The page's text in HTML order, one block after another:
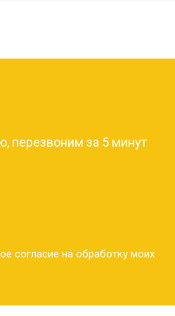
перезвоним за 5 минут
согласие на обработку моих